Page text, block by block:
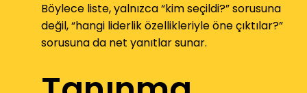
Böylece liste, yalnızca “kim seçildi?” sorusuna
değil, “hangi liderlik özellikleriyle öne çıktılar?”
sorusuna da net yanıtlar sunar.